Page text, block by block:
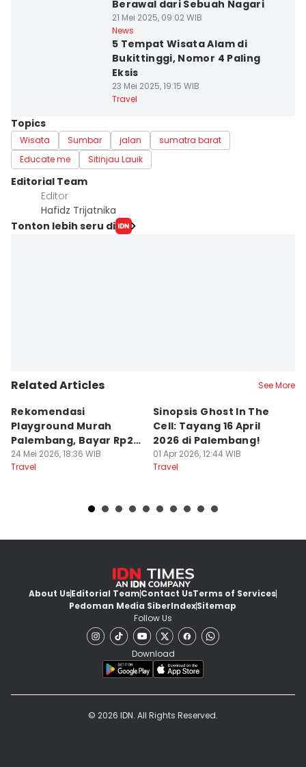
Berawal dari Sebuah Nagari
21 Mei 2025, 09:02 WIB
News
5 Tempat Wisata Alam di
Bukittinggi, Nomor 4 Paling
Eksis
23 Mei 2025, 19:15 WIB
Travel
Topics
Wisata Sumbar jalan
sumatra barat
Educate me
Sitinjau Lauik
Editorial Team
Editor
Hafidz Trijatnika
Tonton lebih seru di
Related Articles See More
Rekomendasi
Playground Murah
Palembang, Bayar Rp20
Ribu Main Sepuasnya
24 Mei 2026, 18:36 WIB
Travel
Sinopsis Ghost In The
Cell: Tayang 16 April
2026 di Palembang!
01 Apr 2026, 12:44 WIB
Travel
About UsEditorial TeamContact UsTerms of Services
Pedoman Media SiberIndexSitemap
Follow Us
Download
© 2026 IDN. All Rights Reserved.